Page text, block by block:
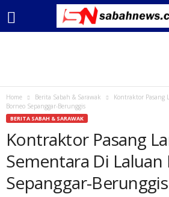
Home Berita Sabah & Sarawak
Kontraktor Pasang
Borneo Sepanggar-Berunggis
BERITA SABAH & SARAWAK
Kontraktor Pasang
Sementara Di
Sepanggar-Berunggis